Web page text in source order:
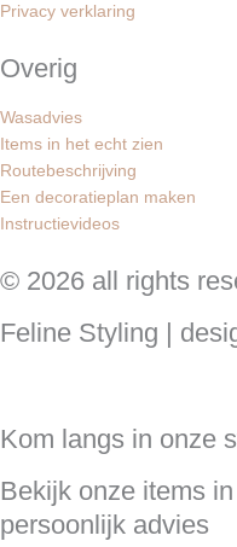
Privacy verklaring
Overig
Wasadvies
Items in het echt zien
Routebeschrijving
Een decoratieplan maken
Instructievideos
© 2026 all rights
Feline Styling |
Kom langs in onze
Bekijk onze items
persoonlijk advies